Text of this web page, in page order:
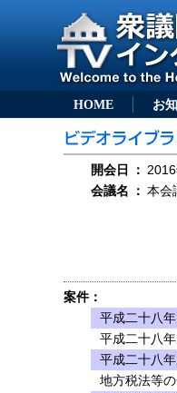
HOME お
開会日 ：
会議名
： 本会
案件：
平成二十八
平成二十八
平成二十八
地方税法等